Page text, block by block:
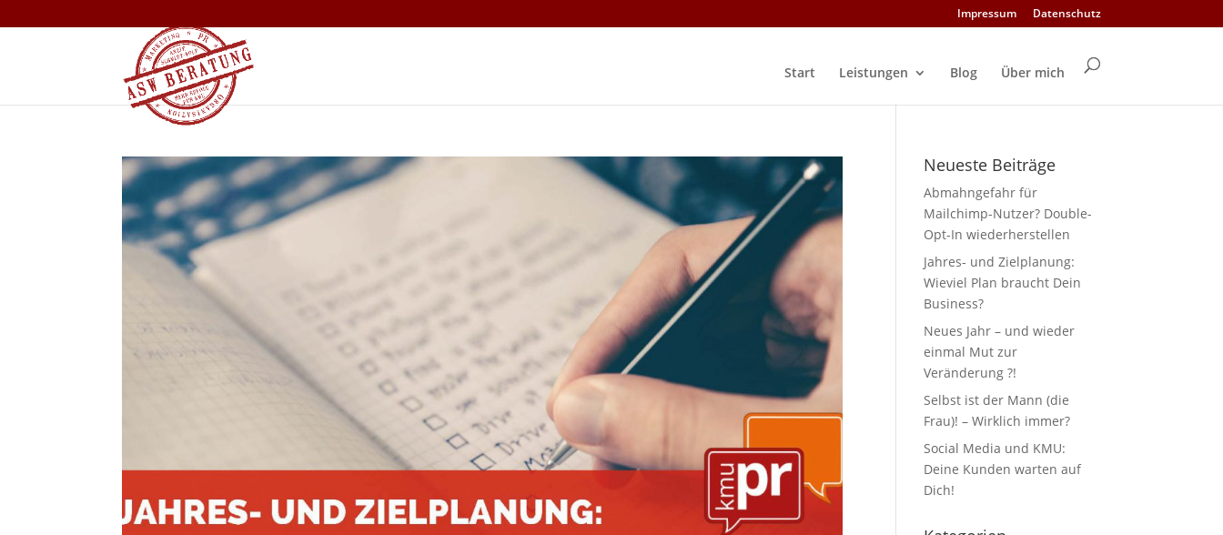
Impressum Datenschutz
Start Leistungen Blog Über mich
Neueste Beiträge
Abmahngefahr für
Mailchimp-Nutzer? Double-
Opt-In wiederherstellen
Jahres- und Zielplanung:
Wieviel Plan braucht Dein
Business?
Neues Jahr – und wieder
einmal Mut zur
Veränderung ?!
Selbst ist der Mann (die
Frau)! – Wirklich immer?
Social Media und KMU:
Deine Kunden warten auf
Dich!